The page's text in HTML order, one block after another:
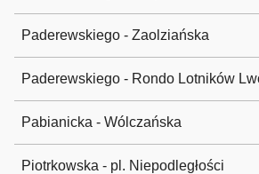
Paderewskiego - Zaolziańska
Paderewskiego - Rondo Lotników
Pabianicka - Wólczańska
Piotrkowska - pl. Niepodległości